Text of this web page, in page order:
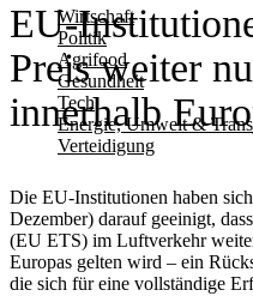
Wirtschaft
Politik
Agrifood
Gesundheit
Tech
Energie, Umwelt &
Verteidigung
EU-
Preis weiter
innerhalb
Die EU-Institutionen haben
Dezember) darauf geeinigt,
(EU ETS) im Luftverkehr
Europas gelten wird – ein
die sich für eine vollständige